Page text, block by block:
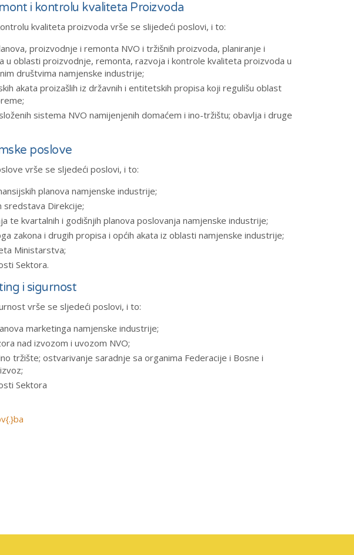
i kontrolu kvaliteta Proizvoda
kvaliteta proizvoda vrše se slijedeći poslovi, i to:
proizvodnje i remonta NVO i tržišnih proizvoda, planiranje i
u oblasti proizvodnje, remonta, razvoja i kontrole kvaliteta proizvoda u
društvima namjenske industrije;
akata proizašlih iz državnih i entitetskih propisa koji regulišu oblast
sistema NVO namijenjenih domaćem i ino-tržištu; obavlja i druge
poslove
vrše se sljedeći poslovi, i to:
planova namjenske industrije;
sredstava Direkcije;
te kvartalnih i godišnjih planova poslovanja namjenske industrije;
zakona i drugih propisa i općih akata iz oblasti namjenske industrije;
Ministarstva;
Sektora.
i sigurnost
vrše se sljedeći poslovi, i to:
marketinga namjenske industrije;
nad izvozom i uvozom NVO;
tržište; ostvarivanje saradnje sa organima Federacije i Bosne i
Sektora
{.}ba